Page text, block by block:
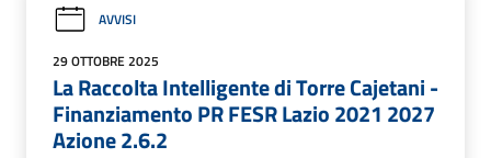
AVVISI
29 OTTOBRE 2025
La Raccolta Intelligente di Torre Cajetani -
Finanziamento PR FESR Lazio 2021 2027
Azione 2.6.2